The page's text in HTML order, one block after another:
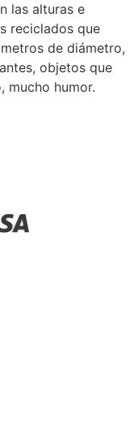
las alturas e
reciclados que
de diámetro,
objetos que
mucho humor.